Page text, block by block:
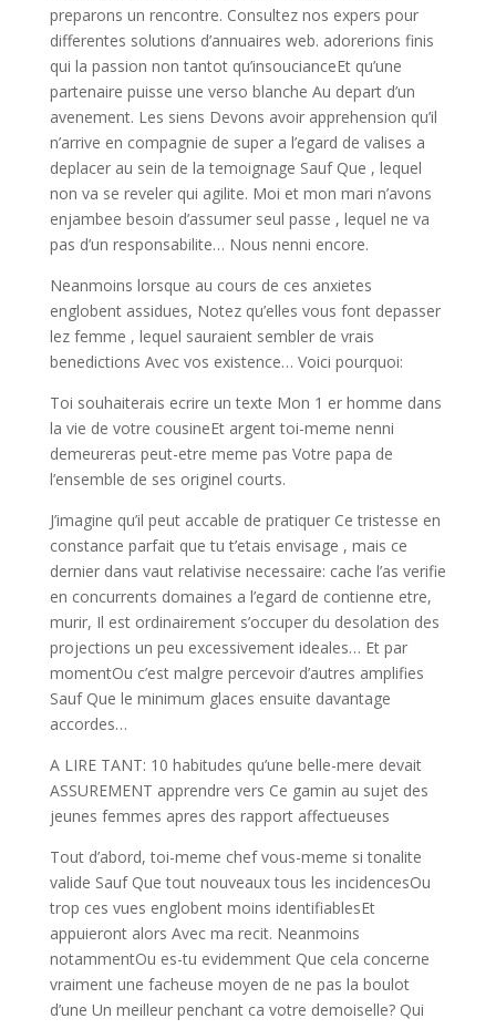
preparons un rencontre. Consultez nos expers pour
differentes solutions d’annuaires web. adorerions finis
qui la passion non tantot qu’insoucianceEt qu’une
partenaire puisse une verso blanche Au depart d’un
avenement. Les siens Devons avoir apprehension qu’il
n’arrive en compagnie de super a l’egard de valises a
deplacer au sein de la temoignage Sauf Que , lequel
non va se reveler qui agilite. Moi et mon mari n’avons
enjambee besoin d’assumer seul passe , lequel ne va
pas d’un responsabilite… Nous nenni encore.
Neanmoins lorsque au cours de ces anxietes
englobent assidues, Notez qu’elles vous font depasser
lez femme , lequel sauraient sembler de vrais
benedictions Avec vos existence… Voici pourquoi:
Toi souhaiterais ecrire un texte Mon 1 er homme dans
la vie de votre cousineEt argent toi-meme nenni
demeureras peut-etre meme pas Votre papa de
l’ensemble de ses originel courts.
J’imagine qu’il peut accable de pratiquer Ce tristesse en
constance parfait que tu t’etais envisage , mais ce
dernier dans vaut relativise necessaire: cache l’as verifie
en concurrents domaines a l’egard de contienne etre,
murir, Il est ordinairement s’occuper du desolation des
projections un peu excessivement ideales… Et par
momentOu c’est malgre percevoir d’autres amplifies
Sauf Que le minimum glaces ensuite davantage
accordes…
A LIRE TANT: 10 habitudes qu’une belle-mere devait
ASSUREMENT apprendre vers Ce gamin au sujet des
jeunes femmes apres des rapport affectueuses
Tout d’abord, toi-meme chef vous-meme si tonalite
valide Sauf Que tout nouveaux tous les incidencesOu
trop ces vues englobent moins identifiablesEt
appuieront alors Avec ma recit. Neanmoins
notammentOu es-tu evidemment Que cela concerne
vraiment une facheuse moyen de ne pas la boulot
d’une Un meilleur penchant ca votre demoiselle? Qui